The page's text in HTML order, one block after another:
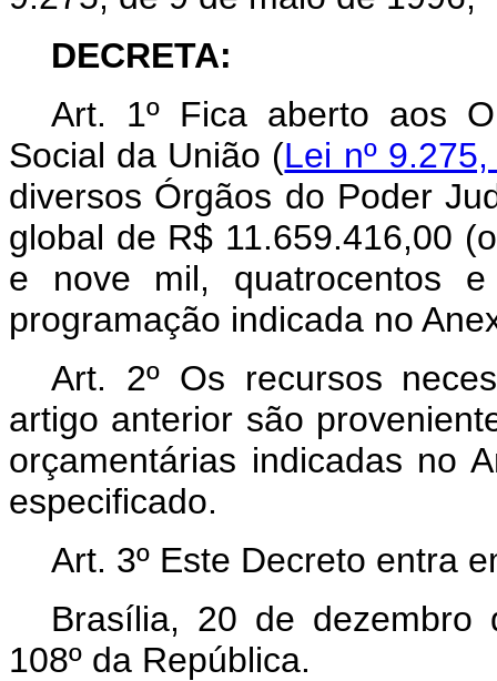
DECRETA:
Art. 1º Fica aberto aos
Social da União (Lei nº
diversos Órgãos do Poder
global de R$ 11.659.416,00
e nove mil, quatrocentos
programação indicada no
Art. 2º Os recursos
artigo anterior são
orçamentárias indicadas no
especificado.
Art. 3º Este Decreto entra
Brasília, 20 de dezembro
108º da República.